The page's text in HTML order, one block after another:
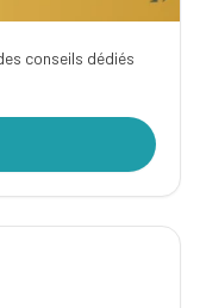
conseils dédiés